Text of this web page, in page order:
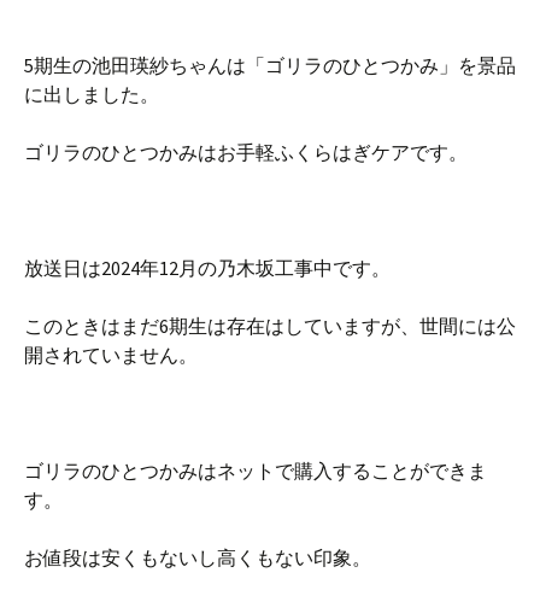
5期生の池田瑛紗ちゃんは「ゴリラのひとつかみ」を景品
に出しました。
ゴリラのひとつかみはお手軽ふくらはぎケアです。
放送日は2024年12月の乃木坂工事中です。
このときはまだ6期生は存在はしていますが、世間には公
開されていません。
ゴリラのひとつかみはネットで購入することができま
す。
お値段は安くもないし高くもない印象。